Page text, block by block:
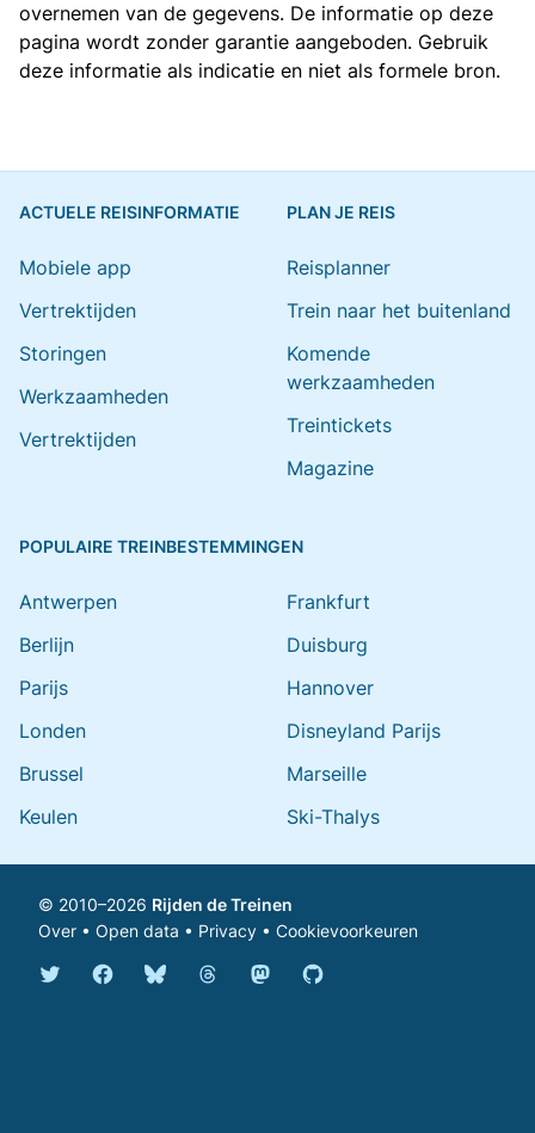
overnemen van de gegevens. De informatie op deze
pagina wordt zonder garantie aangeboden. Gebruik
deze informatie als indicatie en niet als formele bron.
ACTUELE REISINFORMATIE
Mobiele app
Vertrektijden
Storingen
Werkzaamheden
Vertrektijden
PLAN JE REIS
Reisplanner
Trein naar het buitenland
Komende
werkzaamheden
Treintickets
Magazine
POPULAIRE TREINBESTEMMINGEN
Antwerpen
Berlijn
Parijs
Londen
Brussel
Keulen
Frankfurt
Duisburg
Hannover
Disneyland Parijs
Marseille
Ski-Thalys
© 2010–2026 Rijden de Treinen
Over • Open data • Privacy • Cookievoorkeuren